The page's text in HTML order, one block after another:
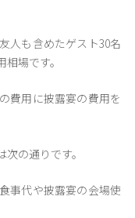
人も含めたゲスト30名
場です。
費用に披露宴の費用を
の通りです。
事代や披露宴の会場使